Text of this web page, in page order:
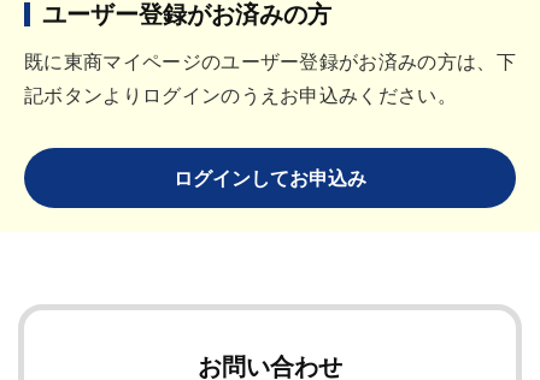
ユーザー登録がお済みの方
既に東商マイページのユーザー登録がお済みの方は、下
記ボタンよりログインのうえお申込みください。
ログインしてお申込み
お問い合わせ